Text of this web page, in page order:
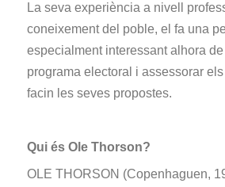
La seva experiència a nivell
coneixement del poble, el fa una
especialment interessant alhora de
programa electoral i assessorar
facin les seves propostes.
Qui és Ole Thorson?
OLE THORSON (Copenhaguen,